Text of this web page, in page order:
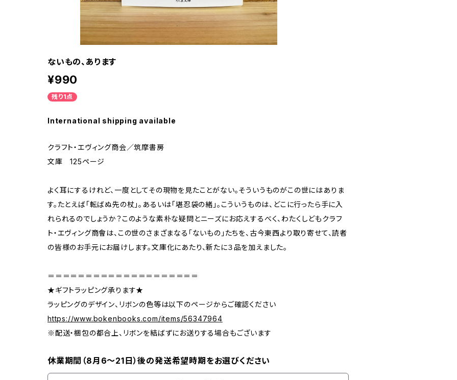
ないもの、あります
¥990
残り1点
International shipping available
クラフト・エヴィング商会／筑摩書房
文庫 125ページ
よく耳にするけれど、一度としてその現物を見たことがない。そういうものがこの世にはありま
す。たとえば「転ばぬ先の杖」。あるいは「堪忍袋の緒」。こういうものは、どこに行ったら手に入
れられるのでしょうか？このような素朴な疑問とニーズにお応えするべく、わたくしどもクラフ
ト・エヴィング商會は、この世のさまざまなる「ないもの」たちを、古今東西より取り寄せて、読者
の皆様のお手元にお届けします。文庫化にあたり、新たに３品を加えました。
＝＝＝＝＝＝＝＝＝＝＝＝＝＝＝＝＝＝＝＝
★ギフトラッピング承ります★
ラッピングのデザイン、リボンの色等は以下のページからご確認ください
https://www.bokenbooks.com/items/56347964
※配送・梱包の都合上、リボンを結ばずにお送りする場合もございます
休業期間（8月6〜21日）後の発送希望時期をお選びください